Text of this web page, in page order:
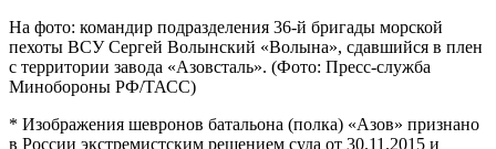
На фото: командир подразделения 36-й бригады морской
пехоты ВСУ Сергей Волынский «Волына», сдавшийся в плен
с территории завода «Азовсталь». (Фото: Пресс-служба
Минобороны РФ/ТАСС)
* Изображения шевронов батальона (полка) «Азов» признано
в России экстремистским решением суда от 30.11.2015 и